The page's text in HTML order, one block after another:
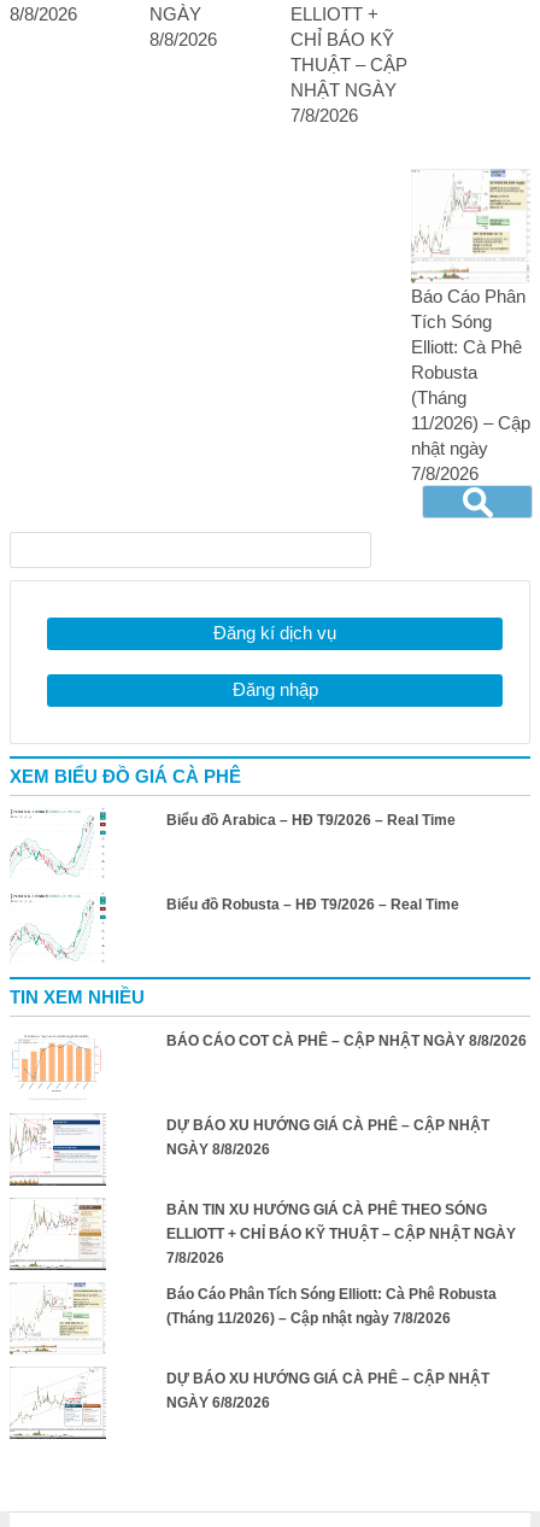
8/8/2026
NGÀY
8/8/2026
ELLIOTT +
CHỈ BÁO KỸ
THUẬT – CẬP
NHẬT NGÀY
7/8/2026
Báo Cáo Phân
Tích Sóng
Elliott: Cà Phê
Robusta
(Tháng
11/2026) – Cập
nhật ngày
7/8/2026
Đăng kí dịch vụ
Đăng nhập
XEM BIỂU ĐỒ GIÁ CÀ PHÊ
Biểu đồ Arabica – HĐ T9/2026 – Real Time
Biểu đồ Robusta – HĐ T9/2026 – Real Time
TIN XEM NHIỀU
BÁO CÁO COT CÀ PHÊ – CẬP NHẬT NGÀY 8/8/2026
DỰ BÁO XU HƯỚNG GIÁ CÀ PHÊ – CẬP NHẬT
NGÀY 8/8/2026
BẢN TIN XU HƯỚNG GIÁ CÀ PHÊ THEO SÓNG
ELLIOTT + CHỈ BÁO KỸ THUẬT – CẬP NHẬT NGÀY
7/8/2026
Báo Cáo Phân Tích Sóng Elliott: Cà Phê Robusta
(Tháng 11/2026) – Cập nhật ngày 7/8/2026
DỰ BÁO XU HƯỚNG GIÁ CÀ PHÊ – CẬP NHẬT
NGÀY 6/8/2026